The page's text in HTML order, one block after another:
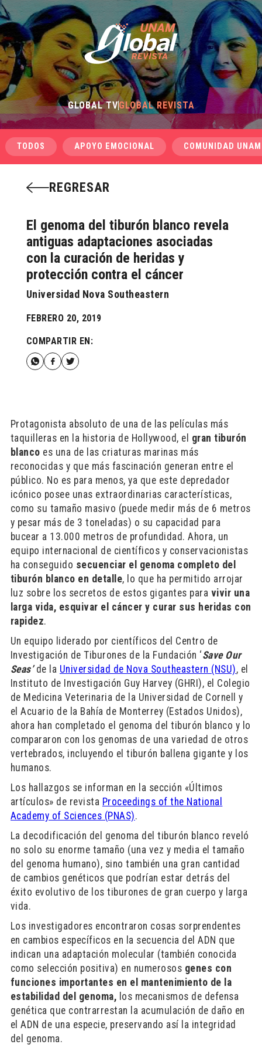
GLOBAL TVGLOBAL REVISTA
TODOS APOYO EMOCIONAL COMUNIDAD UNAM
REGRESAR
El genoma del tiburón blanco revela
antiguas adaptaciones asociadas
con la curación de heridas y
protección contra el cáncer
Universidad Nova Southeastern
FEBRERO 20, 2019
COMPARTIR EN:
Protagonista absoluto de una de las películas más
taquilleras en la historia de Hollywood, el gran tiburón
blanco es una de las criaturas marinas más
reconocidas y que más fascinación generan entre el
público. No es para menos, ya que este depredador
icónico posee unas extraordinarias características,
como su tamaño masivo (puede medir más de 6 metros
y pesar más de 3 toneladas) o su capacidad para
bucear a 13.000 metros de profundidad. Ahora, un
equipo internacional de científicos y conservacionistas
ha conseguido secuenciar el genoma completo del
tiburón blanco en detalle, lo que ha permitido arrojar
luz sobre los secretos de estos gigantes para vivir una
larga vida, esquivar el cáncer y curar sus heridas con
rapidez.
Un equipo liderado por científicos del Centro de
Investigación de Tiburones de la Fundación ‘Save Our
Seas’de la Universidad de Nova Southeastern (NSU), el
Instituto de Investigación Guy Harvey (GHRI), el Colegio
de Medicina Veterinaria de la Universidad de Cornell y
el Acuario de la Bahía de Monterrey (Estados Unidos),
ahora han completado el genoma del tiburón blanco y lo
compararon con los genomas de una variedad de otros
vertebrados, incluyendo el tiburón ballena gigante y los
humanos.
Los hallazgos se informan en la sección «Últimos
artículos» de revista Proceedings of the National
Academy of Sciences (PNAS).
La decodificación del genoma del tiburón blanco reveló
no solo su enorme tamaño (una vez y media el tamaño
del genoma humano), sino también una gran cantidad
de cambios genéticos que podrían estar detrás del
éxito evolutivo de los tiburones de gran cuerpo y larga
vida.
Los investigadores encontraron cosas sorprendentes
en cambios específicos en la secuencia del ADN que
indican una adaptación molecular (también conocida
como selección positiva) en numerosos genes con
funciones importantes en el mantenimiento de la
estabilidad del genoma, los mecanismos de defensa
genética que contrarrestan la acumulación de daño en
el ADN de una especie, preservando así la integridad
del genoma.